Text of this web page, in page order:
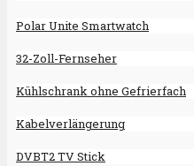
Polar Unite Smartwatch
32-Zoll-Fernseher
Kühlschrank ohne Gefrierfach
Kabelverlängerung
DVBT2 TV Stick